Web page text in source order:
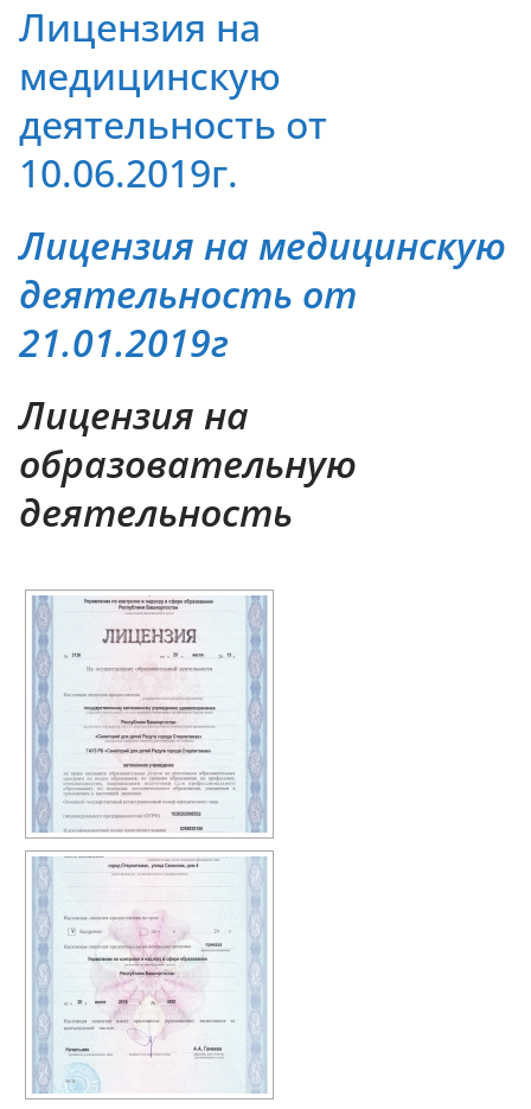
Лицензия на
медицинскую
деятельность от
10.06.2019г.
Лицензия на медицинскую
деятельность от
21.01.2019г
Лицензия на
образовательную
деятельность